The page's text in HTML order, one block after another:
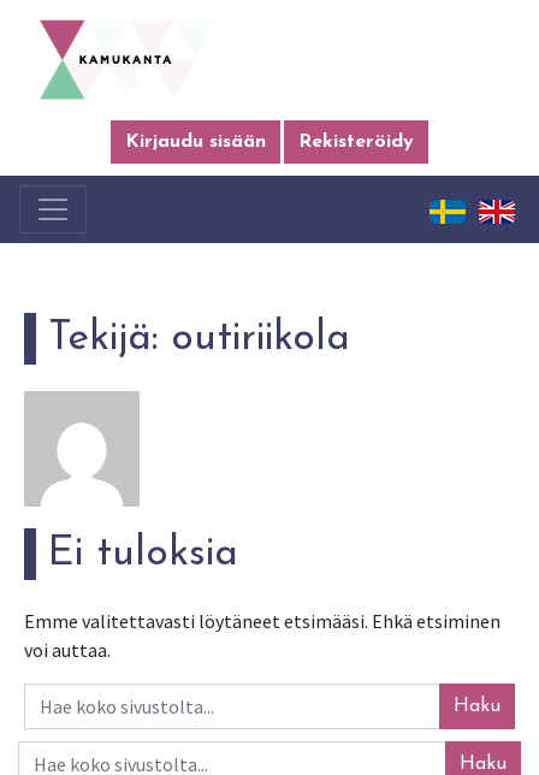
Kirjaudu sisään Rekisteröidy
Tekijä: outiriikola
Ei tuloksia
Emme valitettavasti löytäneet etsimääsi. Ehkä etsiminen
voi auttaa.
Haku
Haku